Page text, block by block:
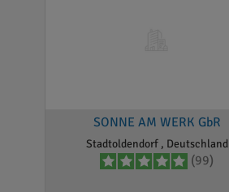
SONNE AM WERK GbR
Stadtoldendorf , Deutschland
(99)